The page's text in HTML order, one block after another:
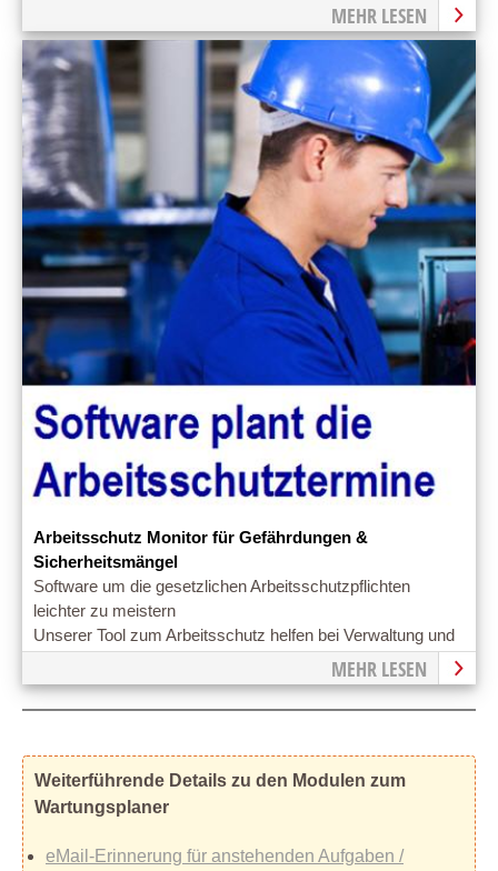
MEHR LESEN
Arbeitsschutz Monitor für Gefährdungen &
Sicherheitsmängel
Software um die gesetzlichen Arbeitsschutzpflichten
leichter zu meistern
Unserer Tool zum Arbeitsschutz helfen bei Verwaltung und
Management von Arbeitsschutzmaßnahmen im Betrieb.
MEHR LESEN
Weiterführende Details zu den Modulen zum
Wartungsplaner
eMail-Erinnerung für anstehenden Aufgaben /